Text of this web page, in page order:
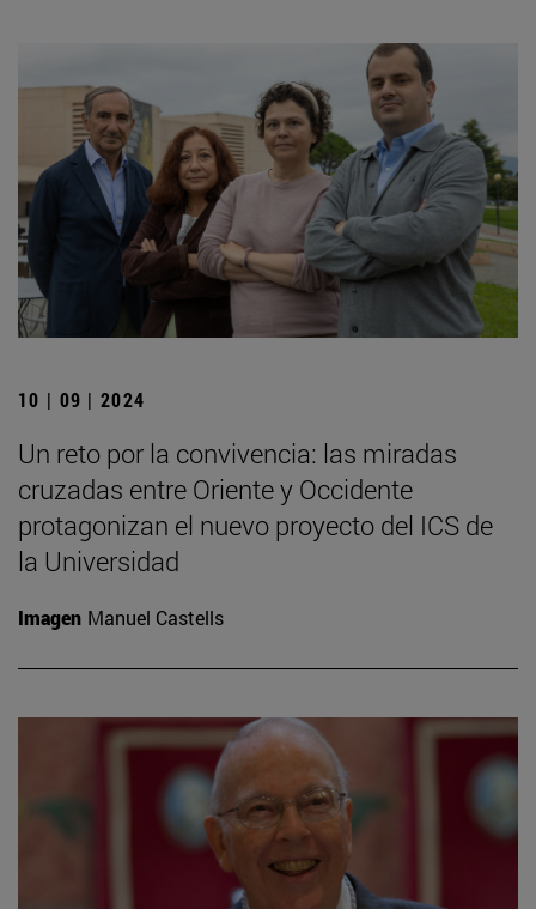
10 | 09 | 2024
Un reto por la convivencia: las miradas
cruzadas entre Oriente y Occidente
protagonizan el nuevo proyecto del ICS de
la Universidad
Imagen Manuel Castells